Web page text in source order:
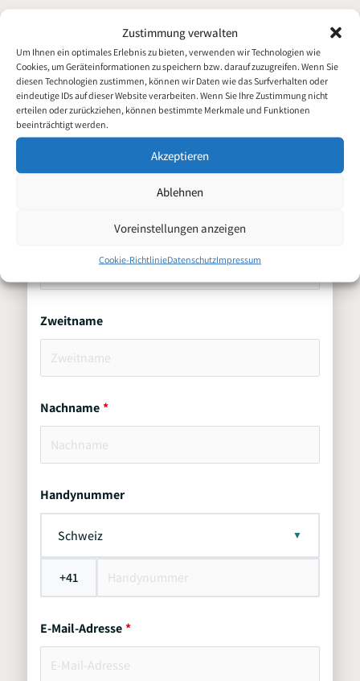
Zustimmung verwalten
Um Ihnen ein optimales Erlebnis zu bieten, verwenden wir Technologien wie
Cookies, um Geräteinformationen zu speichern bzw. darauf zuzugreifen. Wenn Sie
diesen Technologien zustimmen, können wir Daten wie das Surfverhalten oder
eindeutige IDs auf dieser Website verarbeiten. Wenn Sie Ihre Zustimmung nicht
erteilen oder zurückziehen, können bestimmte Merkmale und Funktionen
beeinträchtigt werden.
Akzeptieren
Ablehnen
Voreinstellungen anzeigen
Cookie-RichtlinieDatenschutzImpressum
Bewerbung für
Schreiner/Zimmermann im
Lager (m/w/d)
Persönliche Daten
Zweitname
Nachname
Handynummer
Schweiz
+41
E-Mail-Adresse